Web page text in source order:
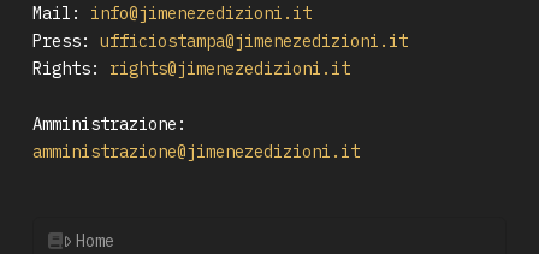
Mail:
info@jimenezedizioni.it
Press:
ufficiostampa@jimenezedizioni.it
Rights:
rights@jimenezedizioni.it
Amministrazione:
amministrazione@jimenezedizioni.it
Home